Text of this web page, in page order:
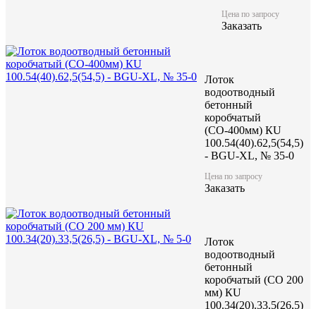
Цена по запросу
Заказать
Лоток
водоотводный
бетонный
коробчатый
(СО-400мм) КU
100.54(40).62,5(54,5)
- BGU-XL, № 35-0
Цена по запросу
Заказать
Лоток
водоотводный
бетонный
коробчатый (CO 200
мм) КU
100.34(20).33,5(26,5)